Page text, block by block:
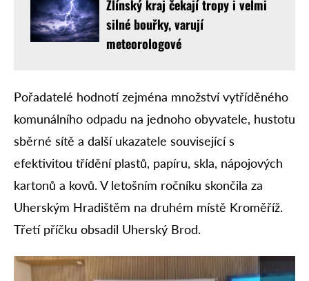
Zlínský kraj čekají tropy i velmi
silné bouřky, varují
meteorologové
Pořadatelé hodnotí zejména množství vytříděného
komunálního odpadu na jednoho obyvatele, hustotu
sběrné sítě a další ukazatele související s
efektivitou třídění plastů, papíru, skla, nápojových
kartonů a kovů. V letošním ročníku skončila za
Uherským Hradištěm na druhém místě Kroměříž.
Třetí příčku obsadil Uherský Brod.